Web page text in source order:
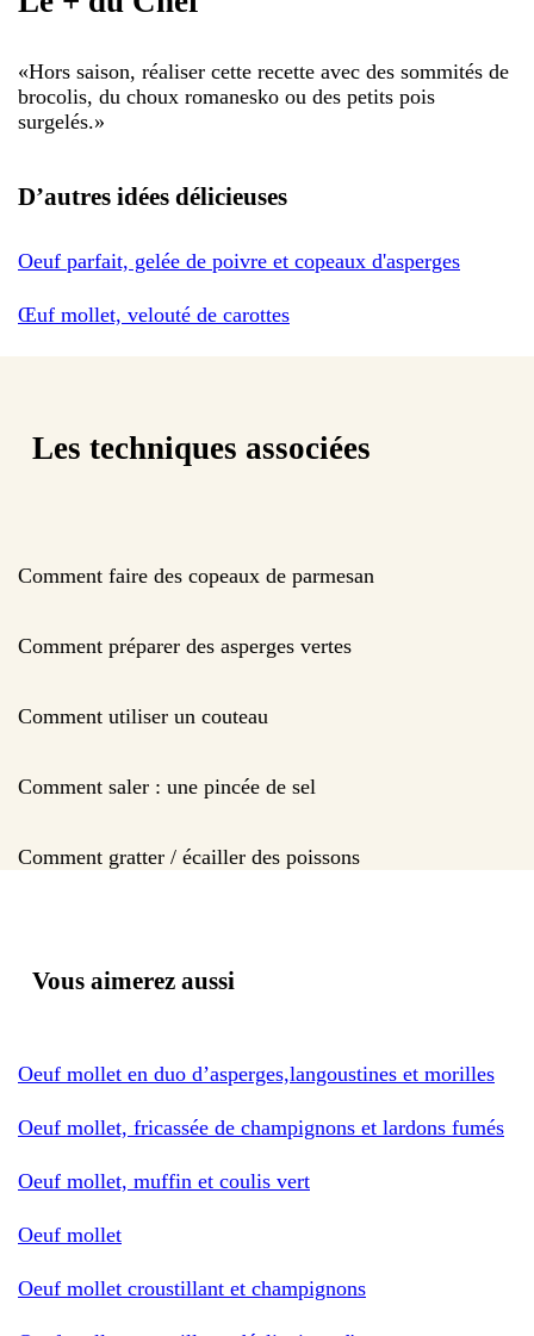
«Hors saison, réaliser cette recette avec des sommités de
brocolis, du choux romanesko ou des petits pois
surgelés.»
D’autres idées délicieuses
Oeuf parfait, gelée de poivre et copeaux d'asperges
Œuf mollet, velouté de carottes
Les techniques associées
Comment faire des copeaux de parmesan
Comment préparer des asperges vertes
Comment utiliser un couteau
Comment saler : une pincée de sel
Comment gratter / écailler des poissons
Vous aimerez aussi
Oeuf mollet en duo d’asperges,langoustines et morilles
Oeuf mollet, fricassée de champignons et lardons fumés
Oeuf mollet, muffin et coulis vert
Oeuf mollet
Oeuf mollet croustillant et champignons